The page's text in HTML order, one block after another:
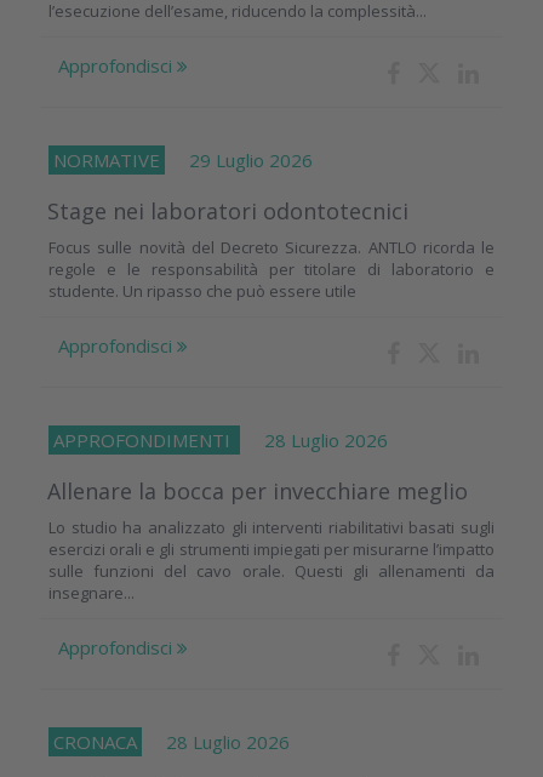
l’esecuzione dell’esame, riducendo la complessità...
Approfondisci
NORMATIVE 29 Luglio 2026
Stage nei laboratori odontotecnici
Focus sulle novità del Decreto Sicurezza. ANTLO ricorda le
regole e le responsabilità per titolare di laboratorio e
studente. Un ripasso che può essere utile
Approfondisci
APPROFONDIMENTI 28 Luglio 2026
Allenare la bocca per invecchiare meglio
Lo studio ha analizzato gli interventi riabilitativi basati sugli
esercizi orali e gli strumenti impiegati per misurarne l’impatto
sulle funzioni del cavo orale. Questi gli allenamenti da
insegnare...
Approfondisci
CRONACA 28 Luglio 2026